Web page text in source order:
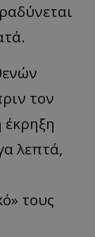
τον
λεπτά,
τους